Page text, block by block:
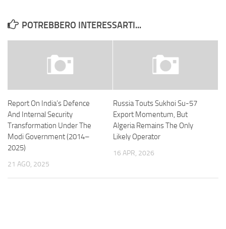
POTREBBERO INTERESSARTI...
Report On India’s Defence
And Internal Security
Transformation Under The
Modi Government (2014–
2025)
21 AGO, 2025
Russia Touts Sukhoi Su-57
Export Momentum, But
Algeria Remains The Only
Likely Operator
16 APR, 2026